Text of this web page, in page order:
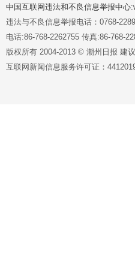
中国互联网违法和不良信息举报中心
违法与不良信息举报电话：0768-
电话:86-768-2262755 传真:86-768-
版权所有 2004-2013 © 潮州日报 建
互联网新闻信息服务许可证：